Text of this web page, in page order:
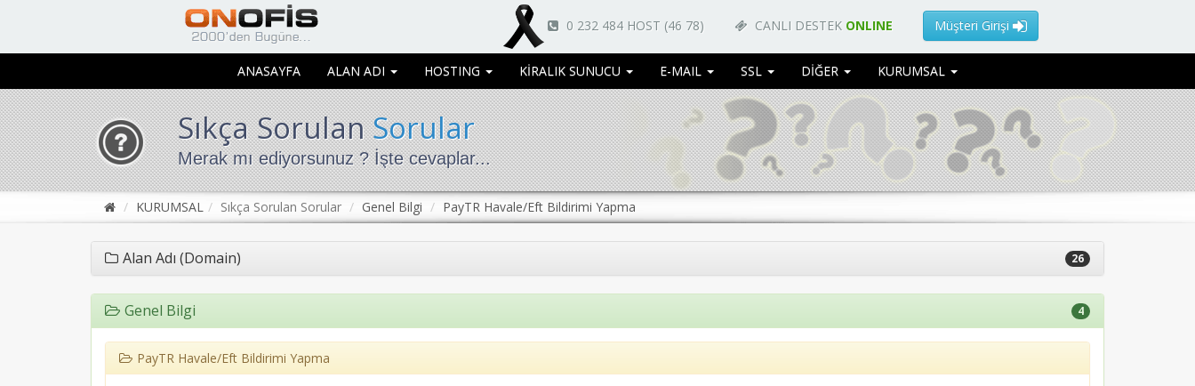
0 232 484 HOST (46 78) CANLI DESTEK ONLINE Müşteri Girişi
ANASAYFA ALAN ADI HOSTING KİRALIK SUNUCU E-MAIL SSL DİĞER KURUMSAL
Sıkça SorulanSorular
Merak mı ediyorsunuz ? İşte cevaplar...
KURUMSAL Sıkça Sorulan Sorular Genel Bilgi PayTR Havale/Eft Bildirimi Yapma
Alan Adı (Domain) 26
Genel Bilgi 4
PayTR Havale/Eft Bildirimi Yapma